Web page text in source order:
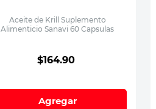
Aceite de Krill Suplemento
Alimenticio Sanavi 60 Capsulas
$164.90
Agregar